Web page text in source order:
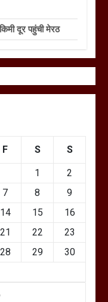
दूर पहुंची मेरठ
F S S
1
2
7 8
9
14 15
16
21 22
23
28 29
30